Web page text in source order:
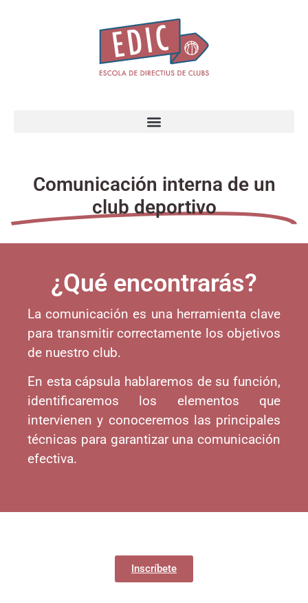
Comunicación interna de un
club deportivo
¿Qué encontrarás?
La comunicación es una herramienta clave
para transmitir correctamente los objetivos
de nuestro club.
En esta cápsula hablaremos de su función,
identificaremos los elementos que
intervienen y conoceremos las principales
técnicas para garantizar una comunicación
efectiva.
Inscríbete